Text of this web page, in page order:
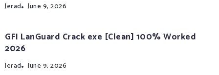
Jerad June 9, 2026
GFI LanGuard Crack exe [Clean] 100% Worked
2026
Jerad June 9, 2026